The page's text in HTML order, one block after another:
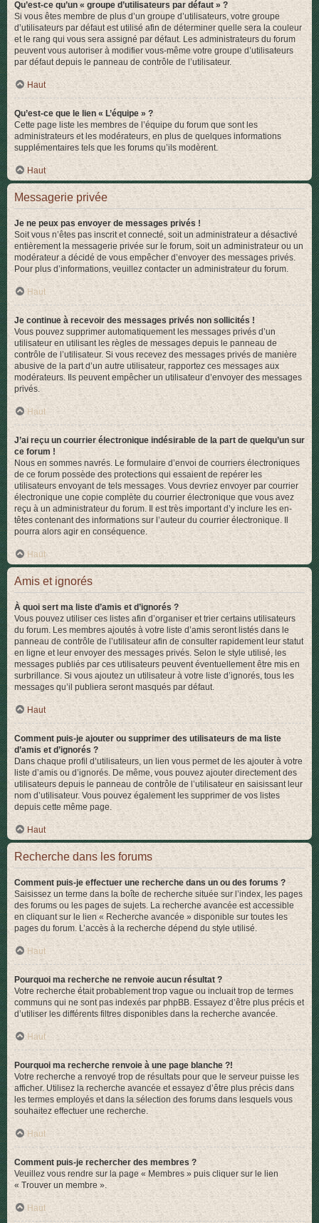
Qu’est-ce qu’un « groupe d’utilisateurs par défaut » ?
Si vous êtes membre de plus d’un groupe d’utilisateurs, votre groupe
d’utilisateurs par défaut est utilisé afin de déterminer quelle sera la couleur
et le rang qui vous sera assigné par défaut. Les administrateurs du forum
peuvent vous autoriser à modifier vous-même votre groupe d’utilisateurs
par défaut depuis le panneau de contrôle de l’utilisateur.
Haut
Qu’est-ce que le lien « L’équipe » ?
Cette page liste les membres de l’équipe du forum que sont les
administrateurs et les modérateurs, en plus de quelques informations
supplémentaires tels que les forums qu’ils modèrent.
Haut
Messagerie privée
Je ne peux pas envoyer de messages privés !
Soit vous n’êtes pas inscrit et connecté, soit un administrateur a désactivé
entièrement la messagerie privée sur le forum, soit un administrateur ou un
modérateur a décidé de vous empêcher d’envoyer des messages privés.
Pour plus d’informations, veuillez contacter un administrateur du forum.
Haut
Je continue à recevoir des messages privés non sollicités !
Vous pouvez supprimer automatiquement les messages privés d’un
utilisateur en utilisant les règles de messages depuis le panneau de
contrôle de l’utilisateur. Si vous recevez des messages privés de manière
abusive de la part d’un autre utilisateur, rapportez ces messages aux
modérateurs. Ils peuvent empêcher un utilisateur d’envoyer des messages
privés.
Haut
J’ai reçu un courrier électronique indésirable de la part de quelqu’un sur
ce forum !
Nous en sommes navrés. Le formulaire d’envoi de courriers électroniques
de ce forum possède des protections qui essaient de repérer les
utilisateurs envoyant de tels messages. Vous devriez envoyer par courrier
électronique une copie complète du courrier électronique que vous avez
reçu à un administrateur du forum. Il est très important d’y inclure les en-
têtes contenant des informations sur l’auteur du courrier électronique. Il
pourra alors agir en conséquence.
Haut
Amis et ignorés
À quoi sert ma liste d’amis et d’ignorés ?
Vous pouvez utiliser ces listes afin d’organiser et trier certains utilisateurs
du forum. Les membres ajoutés à votre liste d’amis seront listés dans le
panneau de contrôle de l’utilisateur afin de consulter rapidement leur statut
en ligne et leur envoyer des messages privés. Selon le style utilisé, les
messages publiés par ces utilisateurs peuvent éventuellement être mis en
surbrillance. Si vous ajoutez un utilisateur à votre liste d’ignorés, tous les
messages qu’il publiera seront masqués par défaut.
Haut
Comment puis-je ajouter ou supprimer des utilisateurs de ma liste
d’amis et d’ignorés ?
Dans chaque profil d’utilisateurs, un lien vous permet de les ajouter à votre
liste d’amis ou d’ignorés. De même, vous pouvez ajouter directement des
utilisateurs depuis le panneau de contrôle de l’utilisateur en saisissant leur
nom d’utilisateur. Vous pouvez également les supprimer de vos listes
depuis cette même page.
Haut
Recherche dans les forums
Comment puis-je effectuer une recherche dans un ou des forums ?
Saisissez un terme dans la boîte de recherche située sur l’index, les pages
des forums ou les pages de sujets. La recherche avancée est accessible
en cliquant sur le lien « Recherche avancée » disponible sur toutes les
pages du forum. L’accès à la recherche dépend du style utilisé.
Haut
Pourquoi ma recherche ne renvoie aucun résultat ?
Votre recherche était probablement trop vague ou incluait trop de termes
communs qui ne sont pas indexés par phpBB. Essayez d’être plus précis et
d’utiliser les différents filtres disponibles dans la recherche avancée.
Haut
Pourquoi ma recherche renvoie à une page blanche ?!
Votre recherche a renvoyé trop de résultats pour que le serveur puisse les
afficher. Utilisez la recherche avancée et essayez d’être plus précis dans
les termes employés et dans la sélection des forums dans lesquels vous
souhaitez effectuer une recherche.
Haut
Comment puis-je rechercher des membres ?
Veuillez vous rendre sur la page « Membres » puis cliquer sur le lien
« Trouver un membre ».
Haut